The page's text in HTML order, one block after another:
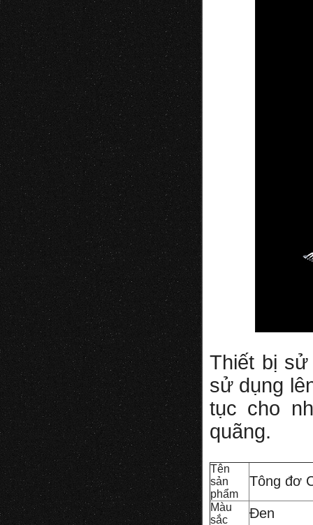
Thiết bị
sử dụng
tục cho
quãng.
Tên
sản
phẩm
Tông đơ
Màu
sắc
Đen